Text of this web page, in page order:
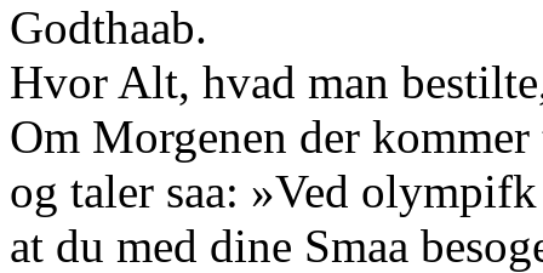
Godthaab.
Hvor Alt, hvad man
Om Morgenen der
og taler saa: »Ved
at du med dine Smaa